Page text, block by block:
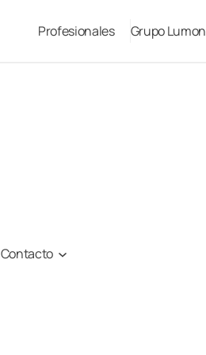
Profesionales Grupo Lumon
Contacto